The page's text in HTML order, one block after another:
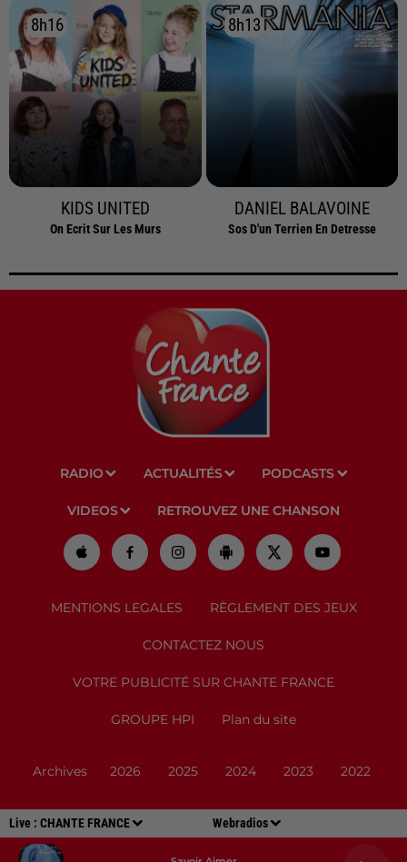
Live : CHANTE FRANCE Webradios
8h16
8h16
KIDS UNITED
On Ecrit Sur Les Murs
8h13
8h13
DANIEL BALAVOINE
Sos D'un Terrien En Detresse
RADIO ACTUALITÉS PODCASTS
VIDEOS RETROUVEZ UNE CHANSON
MENTIONS LEGALES RÈGLEMENT DES JEUX
CONTACTEZ NOUS
VOTRE PUBLICITÉ SUR CHANTE FRANCE
GROUPE HPI Plan du site
Archives 2026 2025 2024 2023 2022